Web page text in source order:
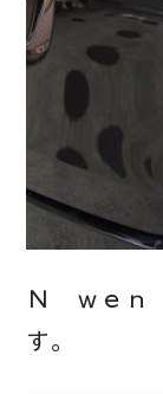
Ｎ ｗｅｎ
す。